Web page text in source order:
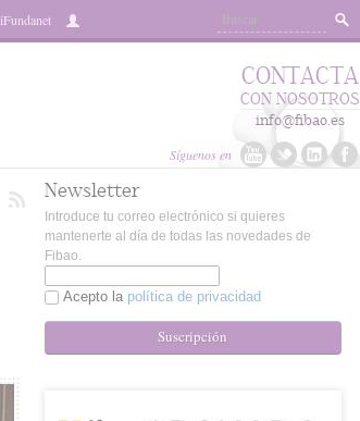
iFundanet
Síguenos en
CONTACTA
CON NOSOTROS
info@fibao.es
Newsletter
Introduce tu correo electrónico si quieres
mantenerte al día de todas las novedades de
Fibao.
Acepto la política de privacidad
Suscripción